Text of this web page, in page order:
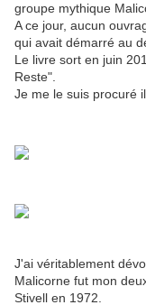
groupe mythique
A ce jour, aucun
qui avait démarré au
Le livre sort en juin
Reste".
Je me le suis procuré
J'ai véritablement
Malicorne fut mon
Stivell en 1972.